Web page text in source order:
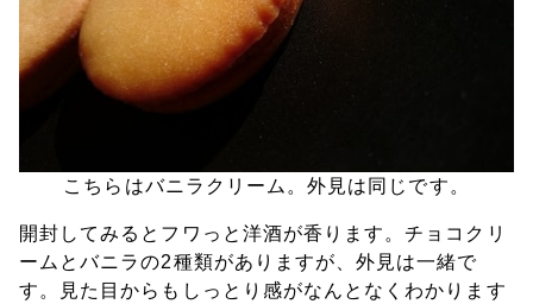
こちらはバニラクリーム。外見は同じです。
開封してみるとフワっと洋酒が香ります。チョコクリ
ームとバニラの2種類がありますが、外見は一緒で
す。見た目からもしっとり感がなんとなくわかります